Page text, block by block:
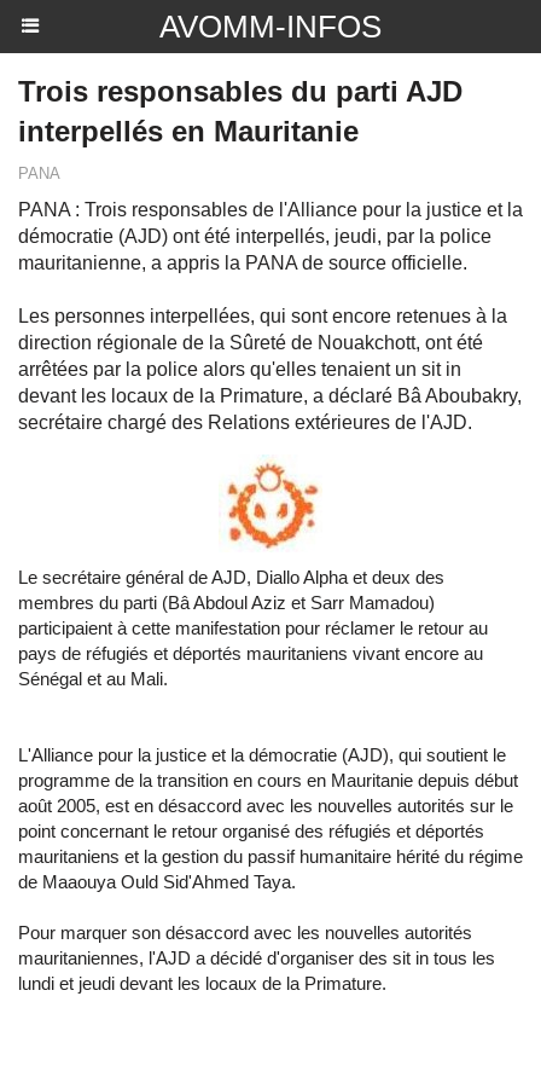
AVOMM-INFOS
Trois responsables du parti AJD
interpellés en Mauritanie
PANA
PANA : Trois responsables de l'Alliance pour la justice et la
démocratie (AJD) ont été interpellés, jeudi, par la police
mauritanienne, a appris la PANA de source officielle.
Les personnes interpellées, qui sont encore retenues à la
direction régionale de la Sûreté de Nouakchott, ont été
arrêtées par la police alors qu'elles tenaient un sit in
devant les locaux de la Primature, a déclaré Bâ Aboubakry,
secrétaire chargé des Relations extérieures de l'AJD.
Le secrétaire général de AJD, Diallo Alpha et deux des
membres du parti (Bâ Abdoul Aziz et Sarr Mamadou)
participaient à cette manifestation pour réclamer le retour au
pays de réfugiés et déportés mauritaniens vivant encore au
Sénégal et au Mali.
L'Alliance pour la justice et la démocratie (AJD), qui soutient le
programme de la transition en cours en Mauritanie depuis début
août 2005, est en désaccord avec les nouvelles autorités sur le
point concernant le retour organisé des réfugiés et déportés
mauritaniens et la gestion du passif humanitaire hérité du régime
de Maaouya Ould Sid'Ahmed Taya.
Pour marquer son désaccord avec les nouvelles autorités
mauritaniennes, l'AJD a décidé d'organiser des sit in tous les
lundi et jeudi devant les locaux de la Primature.